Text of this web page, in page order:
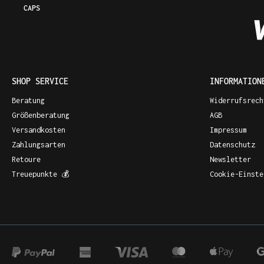
CAPS
SHOP SERVICE
Beratung
Größenberatung
Versandkosten
Zahlungsarten
Retoure
Treuepunkte 💰
AGB
Impressum
Datenschutz
Newsletter
Cookie-